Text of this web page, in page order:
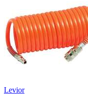
Levior